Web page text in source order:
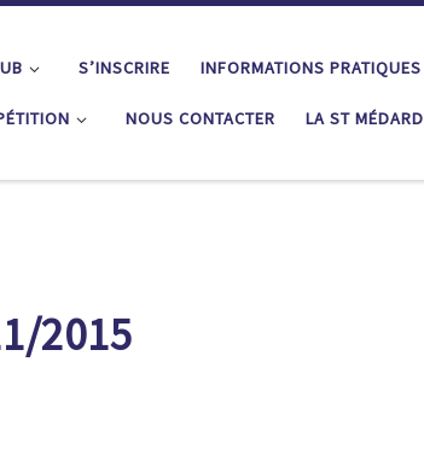
S’INSCRIRE INFORMATIONS PRATIQUES
NOUS CONTACTER LA ST MÉDARD
2015